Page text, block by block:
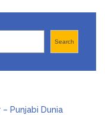
Search
Punjabi Dunia